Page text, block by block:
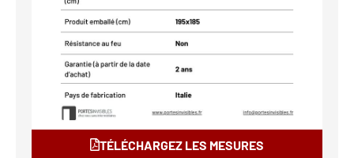
TÉLÉCHARGEZ LES MESURES